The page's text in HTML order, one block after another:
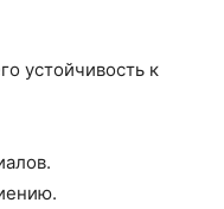
устойчивость к